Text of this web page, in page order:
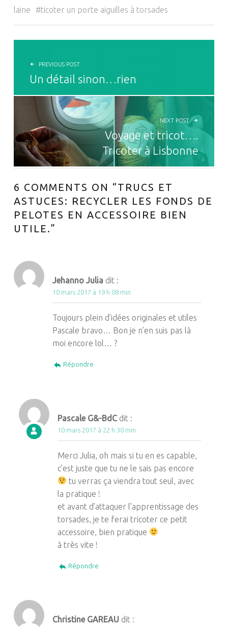
laine ticoter un porte aiguilles à torsades
NAVIGATION DE L’ARTICLE
PREVIOUS POST
Un détail sinon…rien
NEXT POST
Voyage et tricot….
Tricoter à Lisbonne
6 COMMENTS ON “TRUCS ET
ASTUCES: RECYCLER LES FONDS DE
PELOTES EN ACCESSOIRE BIEN
UTILE.”
Jehanno Julia dit :
10 mars 2017 à 19 h 08 min
Toujours plein d’idées originales et utiles
Pascale bravo… Bon je n’en suis pas là
moi encore lol… ?
Répondre
Pascale G&-BdC dit :
10 mars 2017 à 22 h 30 min
Merci Julia, oh mais si tu en es capable,
c’est juste que tu ne le sais pas encore
tu verras ça viendra tout seul, avec
la pratique !
et avant d’attaquer l’apprentissage des
torsades, je te ferai tricoter ce petit
accessoire, bien pratique
à très vite !
Répondre
Christine GAREAU dit :